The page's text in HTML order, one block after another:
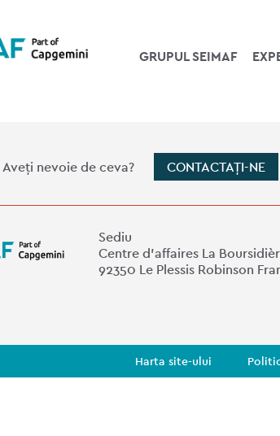
GRUPUL SEIMAF
nevoie de ceva? CONTACTAȚI-NE
Sediu
Centre d'affaires La
92350 Le Plessis Robinson
Harta site-ului